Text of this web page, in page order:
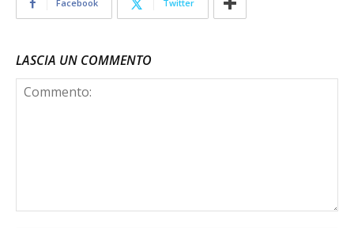
Facebook Twitter
LASCIA UN COMMENTO